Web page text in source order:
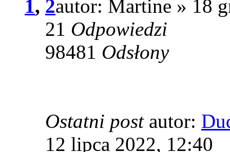
1, 2autor: Martine » 18
21 Odpowiedzi
98481 Odsłony
Ostatni post autor:
12 lipca 2022, 12:40